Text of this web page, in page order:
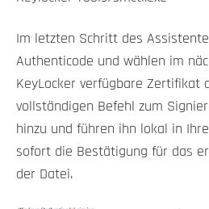
Im letzten Schritt des
Authenticode und wählen im
KeyLocker verfügbare Zertifikat
vollständigen Befehl zum
hinzu und führen ihn lokal in
sofort die Bestätigung für das
der Datei.